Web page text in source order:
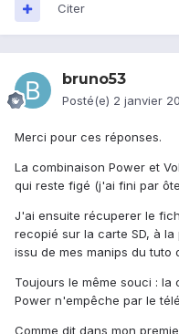
Citer
bruno53
Posté(e) 2 janvier
Merci pour ces réponses.
La combinaison Power et
qui reste figé (j'ai fini par
J'ai ensuite récuperer le
recopié sur la carte SD, à
issu de mes manips du tuto
Toujours le même souci : la
Power n'empêche par le
Comme dit dans mon